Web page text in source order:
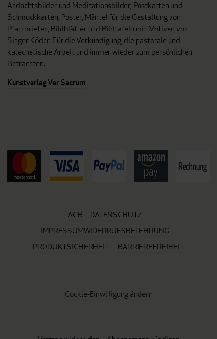
Andachtsbilder und Meditationsbilder, Postkarten und
Schmuckkarten, Poster, Mäntel für die Gestaltung von
Pfarrbriefen, Bildblätter und Bildtafeln mit Motiven von
Sieger Köder. Für die Verkündigung, die pastorale und
katechetische Arbeit und immer wieder zum persönlichen
Betrachten.
Kunstverlag Ver Sacrum
AGB
DATENSCHUTZ
IMPRESSUMWIDERRUFSBELEHRUNG
PRODUKTSICHERHEIT
BARRIEREFREIHEIT
Cookie-Einwilligung ändern